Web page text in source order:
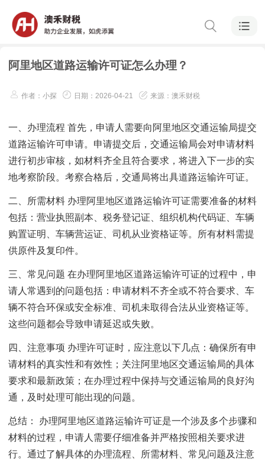
阿里地区道路运输许可证怎么办理？
作者：小探 日期：2026-04-21 来源：澳禾财税
一、办理流程 首先，申请人需要向阿里地区交通运输局提交
道路运输许可申请。申请提交后，交通运输局会对申请材料
进行初步审核，如材料齐全且符合要求，将进入下一步的实
地考察阶段。考察合格后，交通局将出具道路运输许可证。
二、所需材料 办理阿里地区道路运输许可证需要准备的材料
包括：营业执照副本、税务登记证、组织机构代码证、车辆
购置证明、车辆营运证、司机从业资格证等。所有材料需提
供原件及复印件。
三、常见问题 在办理阿里地区道路运输许可证的过程中，申
请人常遇到的问题包括：申请材料不齐全或不符合要求、车
辆不符合环保或安全标准、司机未取得合法从业资格证等。
这些问题都会导致申请延迟或失败。
四、注意事项 办理许可证时，应注意以下几点：确保所有申
请材料的真实性和有效性；关注阿里地区交通运输局的具体
要求和最新政策；在办理过程中保持与交通运输局的良好沟
通，及时处理可能出现的问题。
总结： 办理阿里地区道路运输许可证是一个涉及多个步骤和
材料的过程，申请人需要仔细准备并严格按照相关要求进
行。通过了解具体的办理流程、所需材料、常见问题及注意